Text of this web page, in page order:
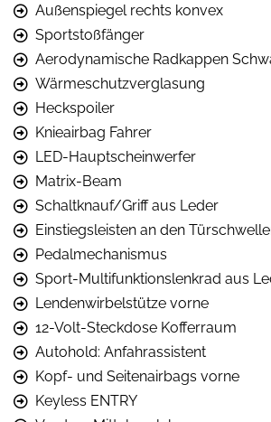
Außenspiegel rechts konvex
Sportstoßfänger
Aerodynamische Radkappen
Wärmeschutzverglasung
Heckspoiler
Knieairbag Fahrer
LED-Hauptscheinwerfer
Matrix-Beam
Schaltknauf/Griff aus Leder
Einstiegsleisten an den
Pedalmechanismus
Sport-Multifunktionslenkrad aus
Lendenwirbelstütze vorne
12-Volt-Steckdose Kofferraum
Autohold: Anfahrassistent
Kopf- und Seitenairbags vorne
Keyless ENTRY